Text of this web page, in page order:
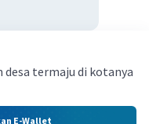
termaju di kotanya
E-Wallet